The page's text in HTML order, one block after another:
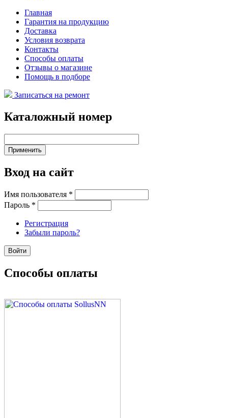
Главная
Гарантия на продукцию
Доставка
Условия возврата
Контакты
Способы оплаты
Отзывы о магазине
Помощь в подборе
Записаться на ремонт
Каталожный номер
Вход на сайт
Имя пользователя *
Пароль *
Регистрация
Забыли пароль?
Способы оплаты